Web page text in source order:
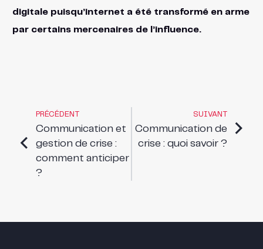
digitale puisqu’internet a été transformé en arme
par certains mercenaires de l’influence.
PRÉCÉDENT
Communication et
gestion de crise :
comment anticiper
?
SUIVANT
Communication de
crise : quoi savoir ?